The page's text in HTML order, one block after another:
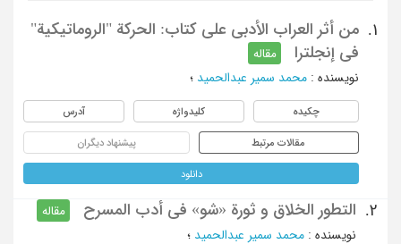
1.
من أثر العراب الأدبی علی کتاب: الحرکة "الروماتیکیة"
فی إنجلترا
مقاله
نویسنده : محمد سمیر عبدالحمید ؛
چکیده کلیدواژه آدرس
مقالات مرتبط پیشنهاد دیگران
دانلود
2. التطور الخلاق و ثورة «شو» فی أدب المسرح
مقاله
نویسنده : محمد سمیر عبدالحمید ؛